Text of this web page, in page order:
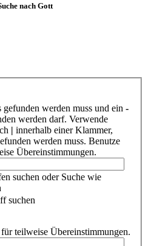
nach Gott
werden muss und ein -
werden darf. Verwende
| innerhalb einer Klammer,
werden muss. Benutze
Übereinstimmungen.
suchen oder Suche wie
suchen
teilweise Übereinstimmungen.